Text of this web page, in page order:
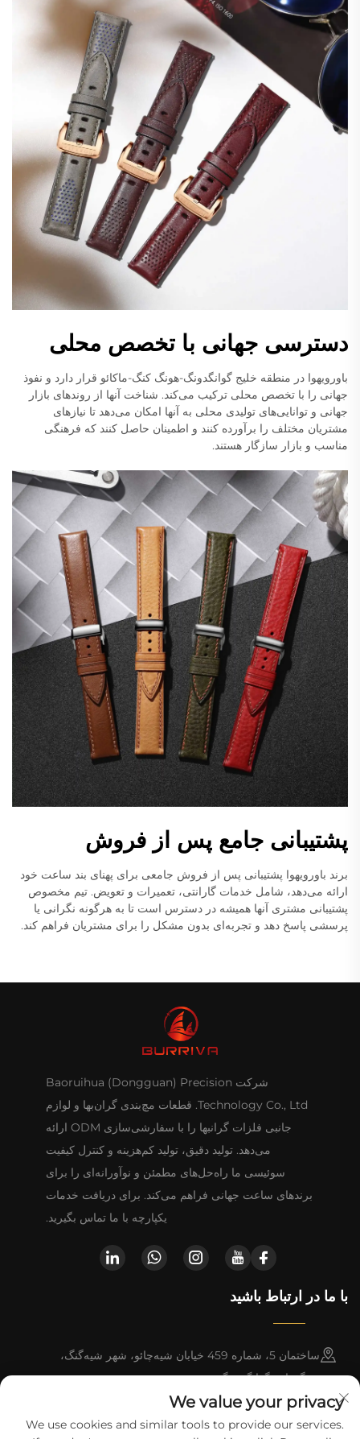
دسترسی جهانی با تخصص محلی
باورویهوا در منطقه خلیج گوانگدونگ-هونگ کنگ-ماکائو قرار دارد و نفوذ
جهانی را با تخصص محلی ترکیب می‌کند. شناخت آنها از روندهای بازار
جهانی و توانایی‌های تولیدی محلی به آنها امکان می‌دهد تا نیازهای
مشتریان مختلف را برآورده کنند و اطمینان حاصل کنند که فرهنگی
مناسب و بازار سازگار هستند.
پشتیبانی جامع پس از فروش
برند باورویهوا پشتیبانی پس از فروش جامعی برای پهنای بند ساعت خود
ارائه می‌دهد، شامل خدمات گارانتی، تعمیرات و تعویض. تیم مخصوص
پشتیبانی مشتری آنها همیشه در دسترس است تا به هرگونه نگرانی یا
پرسشی پاسخ دهد و تجربه‌ای بدون مشکل را برای مشتریان فراهم کند.
شرکت Baoruihua (Dongguan) Precision
Technology Co., Ltd. قطعات مچ‌بندی گران‌بها و لوازم
جانبی فلزات گرانبها را با سفارشی‌سازی ODM ارائه
می‌دهد. تولید دقیق، تولید کم‌هزینه و کنترل کیفیت
سوئیسی ما راه‌حل‌های مطمئن و نوآورانه‌ای را برای
برندهای ساعت جهانی فراهم می‌کند. برای دریافت خدمات
یکپارچه با ما تماس بگیرید.
با ما در ارتباط باشید
ساختمان 5، شماره 459 خیابان شیه‌چائو، شهر شیه‌گنگ،
دونگقوان، گوانگ‌دونگ
+86-13790150928
We value your privacy
We use cookies and similar tools to provide our services.